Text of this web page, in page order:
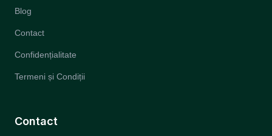
Blog
Contact
Confidențialitate
Termeni și Condiții
Contact